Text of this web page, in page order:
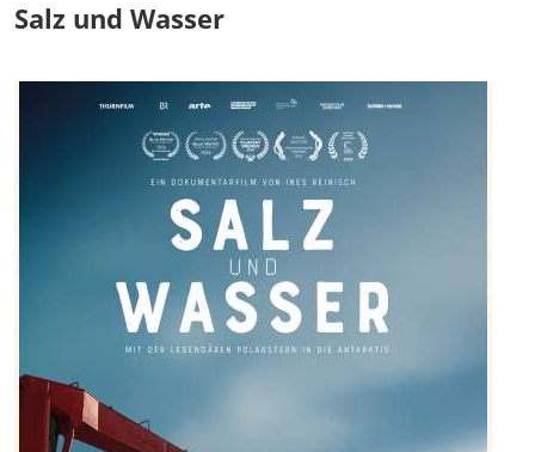
Salz und Wasser